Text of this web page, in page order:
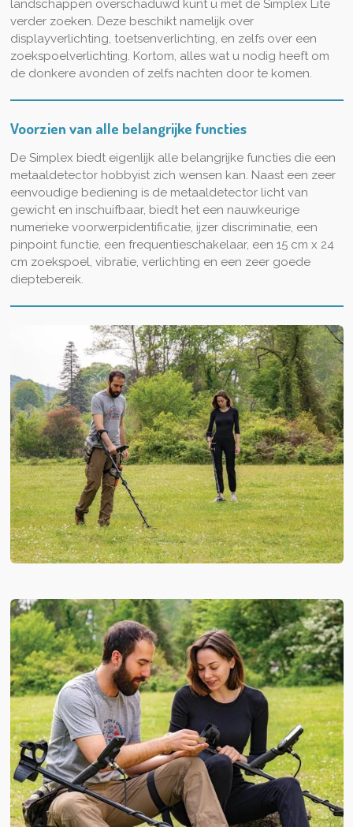
landschappen overschaduwd kunt u met de Simplex Lite
verder zoeken. Deze beschikt namelijk over
displayverlichting, toetsenverlichting, en zelfs over een
zoekspoelverlichting. Kortom, alles wat u nodig heeft om
de donkere avonden of zelfs nachten door te komen.
Voorzien van alle belangrijke functies
De Simplex biedt eigenlijk alle belangrijke functies die een
metaaldetector hobbyist zich wensen kan. Naast een zeer
eenvoudige bediening is de metaaldetector licht van
gewicht en inschuifbaar, biedt het een nauwkeurige
numerieke voorwerpidentificatie, ijzer discriminatie, een
pinpoint functie, een frequentieschakelaar, een 15 cm x 24
cm zoekspoel, vibratie, verlichting en een zeer goede
dieptebereik.